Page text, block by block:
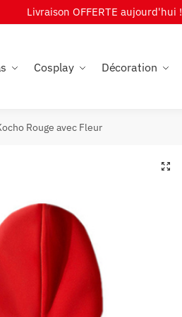
Livraison OFFERTE aujourd'hui !
Cosplay Décoration
Rouge avec Fleur
🔍